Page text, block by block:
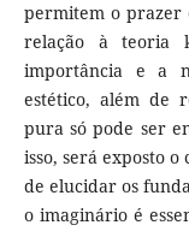
permitem o prazer
relação à teoria
importância e a
estético, além de
pura só pode ser
isso, será exposto
de elucidar os
o imaginário é